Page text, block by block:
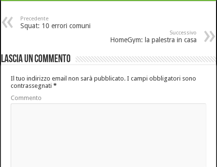
Precedente
Squat: 10 errori comuni
Successivo
HomeGym: la palestra in casa
Lascia un commento
Il tuo indirizzo email non sarà pubblicato. I campi obbligatori sono
contrassegnati*
Commento